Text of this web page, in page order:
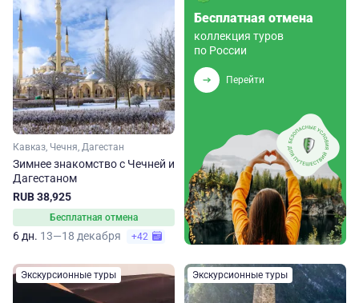
Кавказ, Чечня, Дагестан
Зимнее знакомство с Чечней и
Дагестаном
RUB 38,925
Бесплатная отмена
6 дн. 13—18 декабря +42
Бесплатная отмена
коллекция туров
по России
Перейти
Экскурсионные туры Экскурсионные туры